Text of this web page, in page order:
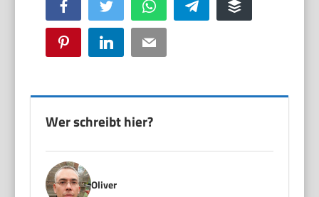
Facebook Twitter WhatsApp Telegram Buffer
Pinterest LinkedIn Email
Wer schreibt hier?
Oliver